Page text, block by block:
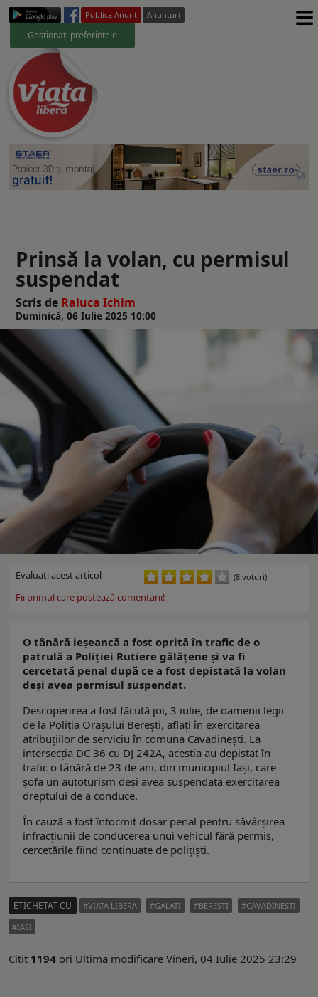
Publica Anunt Anunturi
Gestionați preferințele ≡
Prinsă la volan, cu permisul
suspendat
Scris de Raluca Ichim
Duminică, 06 Iulie 2025 10:00
Evaluaţi acest articol (8 voturi)
Fii primul care postează comentarii!
O tânără ieșeancă a fost oprită în trafic de o
patrulă a Poliției Rutiere gălățene și va fi
cercetată penal după ce a fost depistată la volan
deşi avea permisul suspendat.
Descoperirea a fost făcută joi, 3 iulie, de oamenii legii
de la Poliția Orașului Berești, aflaţi în exercitarea
atribuțiilor de serviciu în comuna Cavadinești. La
intersecția DC 36 cu DJ 242A, aceştia au depistat în
trafic o tânără de 23 de ani, din municipiul Iași, care
şofa un autoturism deşi avea suspendată exercitarea
dreptului de a conduce.
În cauză a fost întocmit dosar penal pentru săvârșirea
infracțiunii de conducerea unui vehicul fără permis,
cercetările fiind continuate de polițiști.
ETICHETAT CU VIATA LIBERA GALATI BERESTI
CAVADINESTI
IASI
Citit 1194 ori Ultima modificare Vineri, 04 Iulie 2025 23:29